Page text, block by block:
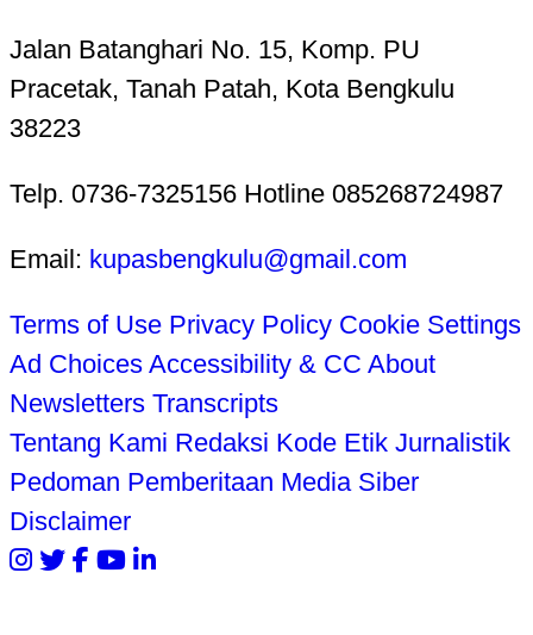
Jalan Batanghari No. 15, Komp. PU
Pracetak, Tanah Patah, Kota Bengkulu
38223
Telp. 0736-7325156 Hotline 085268724987
Email: kupasbengkulu@gmail.com
Terms of Use Privacy Policy Cookie Settings
Ad Choices Accessibility & CC About
Newsletters Transcripts
Tentang Kami Redaksi Kode Etik Jurnalistik
Pedoman Pemberitaan Media Siber
Disclaimer